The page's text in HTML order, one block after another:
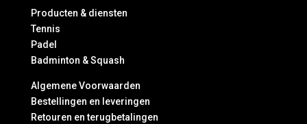
Producten & diensten
Tennis
Padel
Badminton & Squash
Algemene Voorwaarden
Bestellingen en leveringen
Retouren en terugbetalingen